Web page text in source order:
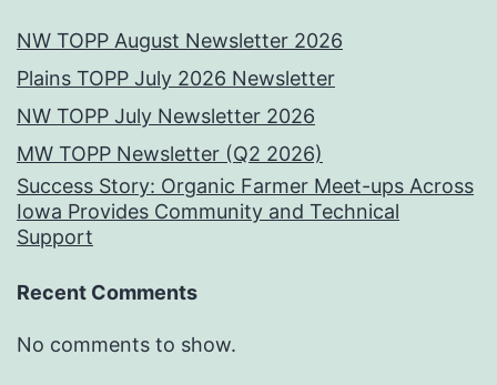
NW TOPP August Newsletter 2026
Plains TOPP July 2026 Newsletter
NW TOPP July Newsletter 2026
MW TOPP Newsletter (Q2 2026)
Success Story: Organic Farmer Meet-ups Across
Iowa Provides Community and Technical
Support
Recent Comments
No comments to show.